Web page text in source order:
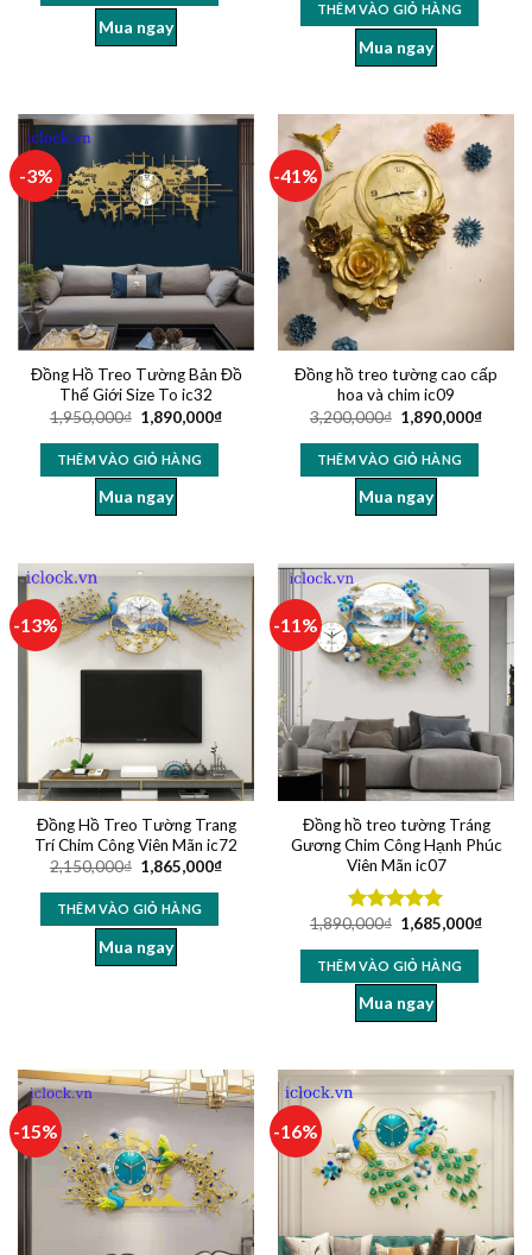
Mua ngay
THÊM VÀO GIỎ HÀNG
Mua ngay
-3%
Đồng Hồ Treo Tường Bản Đồ
Thế Giới Size To ic32
1,950,000₫ 1,890,000₫
THÊM VÀO GIỎ HÀNG
Mua ngay
-41%
Đồng hồ treo tường cao cấp
hoa và chim ic09
3,200,000₫ 1,890,000₫
THÊM VÀO GIỎ HÀNG
Mua ngay
-13%
Đồng Hồ Treo Tường Trang
Trí Chim Công Viên Mãn ic72
2,150,000₫ 1,865,000₫
THÊM VÀO GIỎ HÀNG
Mua ngay
-11%
Đồng hồ treo tường Tráng
Gương Chim Công Hạnh Phúc
Viên Mãn ic07
Được xếp
5 sao
1,890,000₫ 1,685,000₫
THÊM VÀO GIỎ HÀNG
Mua ngay
-15% -16%